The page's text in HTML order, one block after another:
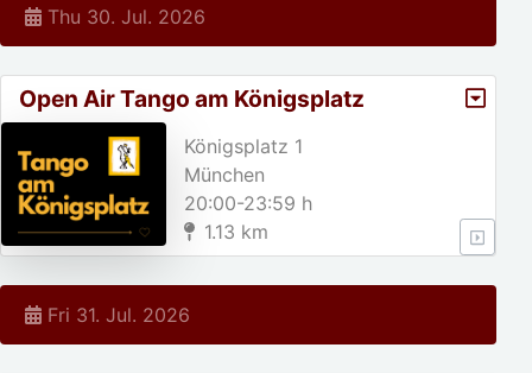
Thu 30. Jul. 2026
Open Air Tango am Königsplatz
Königsplatz 1
München
20:00-23:59 h
1.13 km
Fri 31. Jul. 2026